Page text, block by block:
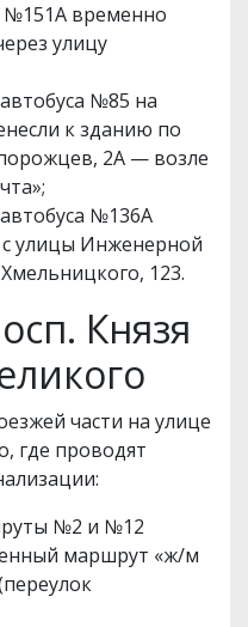
временно
улицу
№85 на
к зданию по
2А — возле
№136А
улицы Инженерной
123.
Князя
части на улице
где проводят
№2 и №12
маршрут «ж/м